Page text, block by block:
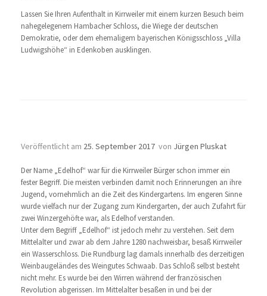
Lassen Sie Ihren Aufenthalt in Kirrweiler mit einem kurzen Besuch beim
nahegelegenem Hambacher Schloss, die Wiege der deutschen
Demokratie, oder dem ehemaligem bayerischen Königsschloss „Villa
Ludwigshöhe“ in Edenkoben ausklingen.
Veröffentlicht am 25. September 2017 von Jürgen Pluskat
Der Name „Edelhof“ war für die Kirrweiler Bürger schon immer ein
fester Begriff. Die meisten verbinden damit noch Erinnerungen an ihre
Jugend, vornehmlich an die Zeit des Kindergartens. Im engeren Sinne
wurde vielfach nur der Zugang zum Kindergarten, der auch Zufahrt für
zwei Winzergehöfte war, als Edelhof verstanden.
Unter dem Begriff „Edelhof“ ist jedoch mehr zu verstehen. Seit dem
Mittelalter und zwar ab dem Jahre 1280 nachweisbar, besaß Kirrweiler
ein Wasserschloss. Die Rundburg lag damals innerhalb des derzeitigen
Weinbaugeländes des Weingutes Schwaab. Das Schloß selbst besteht
nicht mehr. Es wurde bei den Wirren während der französischen
Revolution abgerissen. Im Mittelalter besaßen in und bei der